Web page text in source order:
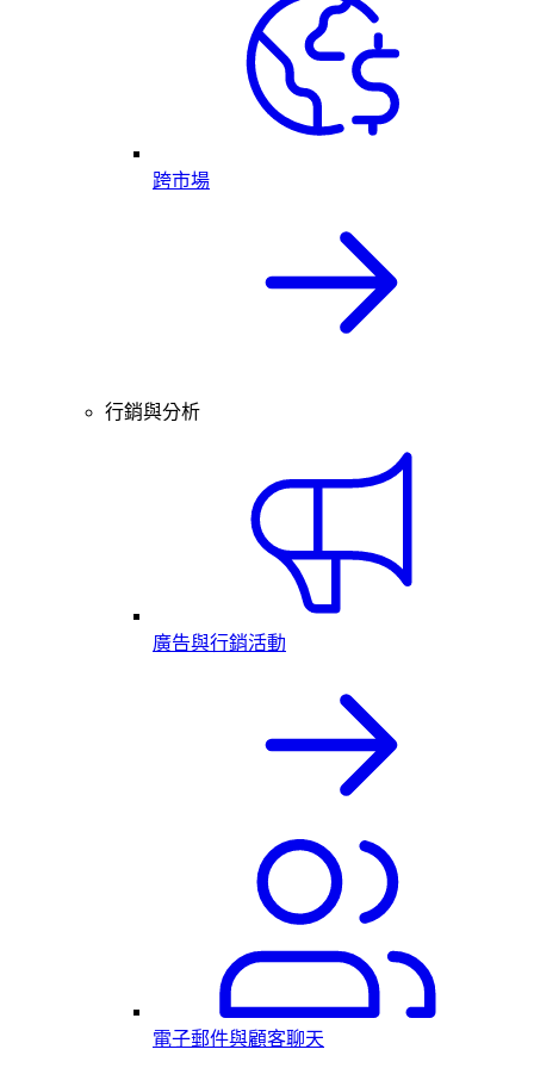
跨市場
行銷與分析
廣告與行銷活動
電子郵件與顧客聊天